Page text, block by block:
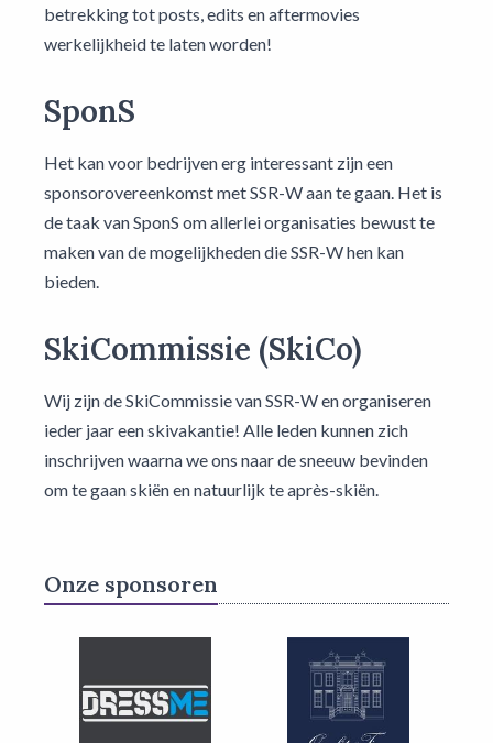
betrekking tot posts, edits en aftermovies
werkelijkheid te laten worden!
SponS
Het kan voor bedrijven erg interessant zijn een
sponsorovereenkomst met SSR-W aan te gaan. Het is
de taak van SponS om allerlei organisaties bewust te
maken van de mogelijkheden die SSR-W hen kan
bieden.
SkiCommissie (SkiCo)
Wij zijn de SkiCommissie van SSR-W en organiseren
ieder jaar een skivakantie! Alle leden kunnen zich
inschrijven waarna we ons naar de sneeuw bevinden
om te gaan skiën en natuurlijk te après-skiën.
Onze sponsoren